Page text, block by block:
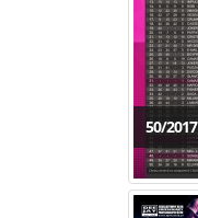
50/2017